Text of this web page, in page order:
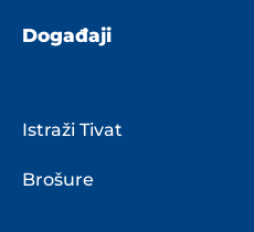
Događaji
Istraži Tivat
Brošure